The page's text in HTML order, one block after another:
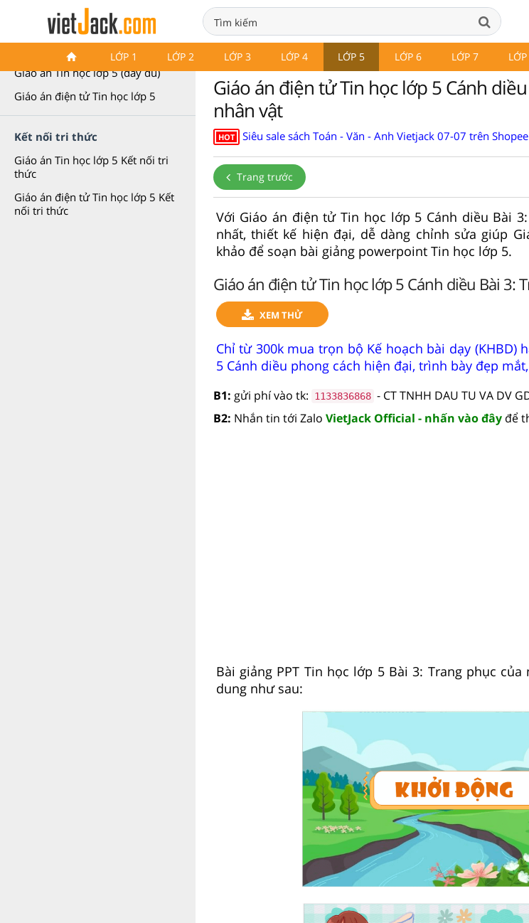
LỚP 1 LỚP 2 LỚP 3 LỚP 4 LỚP 5 LỚP 6 LỚP 7
Giáo án Tin học lớp 5
Giáo án Tin học lớp 5 (đầy đủ)
Giáo án điện tử Tin học lớp 5
Kết nối tri thức
Giáo án Tin học lớp 5 Kết nối tri
thức
Giáo án điện tử Tin học lớp 5 Kết
nối tri thức
Giáo án điện tử Tin học lớp 5 Cánh
nhân vật
HOT Siêu sale sách Toán - Văn - Anh Vietjack 07-07 trên
Trang trước
Với Giáo án điện tử Tin học lớp 5 Cánh diều Bài
nhất, thiết kế hiện đại, dễ dàng chỉnh sửa giúp
khảo để soạn bài giảng powerpoint Tin học lớp 5.
Giáo án điện tử Tin học lớp 5 Cánh diều Bài 3:
XEM THỬ
Chỉ từ 300k mua trọn bộ Kế hoạch bài dạy (KHBD)
5 Cánh diều phong cách hiện đại, trình bày đẹp
B1: gửi phí vào tk: 1133836868 - CT TNHH DAU TU VA DV
B2: Nhắn tin tới Zalo VietJack Official - nhấn vào đây để
Bài giảng PPT Tin học lớp 5 Bài 3: Trang phục
dung như sau: